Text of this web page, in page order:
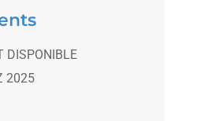
DISPONIBLE
2025